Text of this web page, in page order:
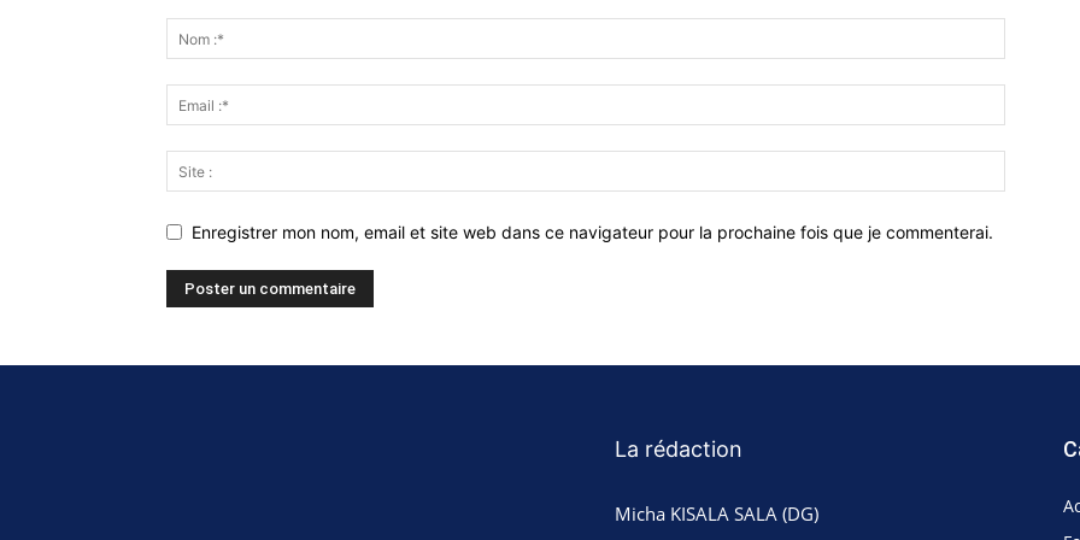
Enregistrer mon nom, email et site web dans ce navigateur pour la prochaine fois que je commenterai.
La rédaction
Micha KISALA SALA (DG)